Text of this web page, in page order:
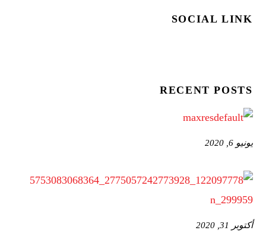
SOCIAL LINK
RECENT POSTS
يونيو 6, 2020
أكتوبر 31, 2020